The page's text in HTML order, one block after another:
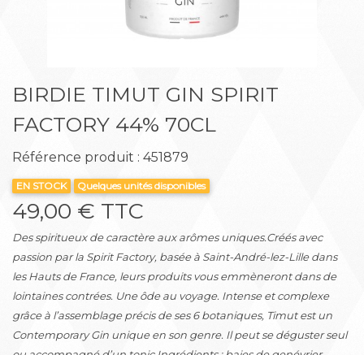
BIRDIE TIMUT GIN SPIRIT
FACTORY 44% 70CL
Référence produit : 451879
EN STOCK Quelques unités disponibles
49,00 € TTC
Des spiritueux de caractère aux arômes uniques.Créés avec
passion par la Spirit Factory, basée à Saint-André-lez-Lille dans
les Hauts de France, leurs produits vous emmèneront dans de
lointaines contrées. Une ôde au voyage. Intense et complexe
grâce à l’assemblage précis de ses 6 botaniques, Timut est un
Contemporary Gin unique en son genre. Il peut se déguster seul